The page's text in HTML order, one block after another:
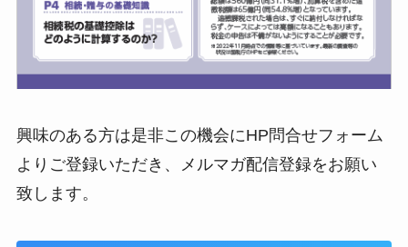
興味のある方は是非この機会にHP問合せフォーム
よりご登録いただき、メルマガ配信登録をお願い
致します。